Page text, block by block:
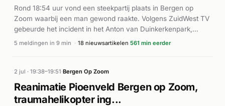
Rond 18:54 uur vond een steekpartij plaats in Bergen op
Zoom waarbij een man gewond raakte. Volgens ZuidWest TV
gebeurde het incident in het Anton van Duinkerkenpark,
waarna het slachtoffer naar de Nobellaan vluchtte om de
slachtoffer werd ter plaatse door de ambulance behandeld
en vervoerd. Meerdere ambulances waren ingezet voor
directe hulpverlening.
5 meldingen in 9 min · 18 nieuwsartikelen 561 min eerder
2 jul · 19:38–19:51·Bergen Op Zoom
Reanimatie Pioenveld Bergen op Zoom,
traumahelikopter ing...